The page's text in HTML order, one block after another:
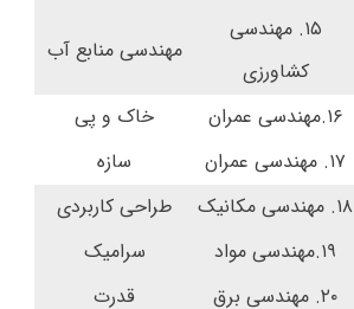
۱۵. مهندسی
کشاورزی
مهندسی منابع آب
۱۶.مهندسی عمران
خاک و پی
۱۷. مهندسی عمران
سازه
۱۸. مهندسی مکانیک
طراحی کاربردی
۱۹.مهندسی مواد
سرامیک
۲۰. مهندسی برق
قدرت